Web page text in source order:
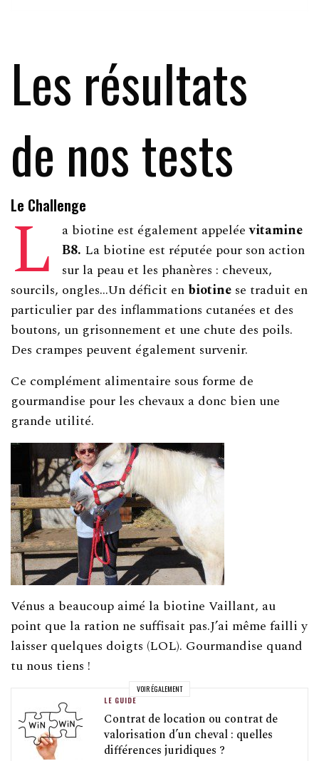
Les résultats
de nos tests
Le Challenge
L a biotine est également appeléevitamine
B8. La biotine est réputée pour son action
sur la peau et les phanères : cheveux,
sourcils, ongles…Un déficit en biotine se traduit en
particulier par des inflammations cutanées et des
boutons, un grisonnement et une chute des poils.
Des crampes peuvent également survenir.
Ce complément alimentaire sous forme de
gourmandise pour les chevaux a donc bien une
grande utilité.
Vénus a beaucoup aimé la biotine Vaillant, au
point que la ration ne suffisait pas.J’ai même failli y
laisser quelques doigts (LOL). Gourmandise quand
tu nous tiens !
VOIR ÉGALEMENT
LE GUIDE
Contrat de location ou contrat de
valorisation d’un cheval : quelles
différences juridiques ?